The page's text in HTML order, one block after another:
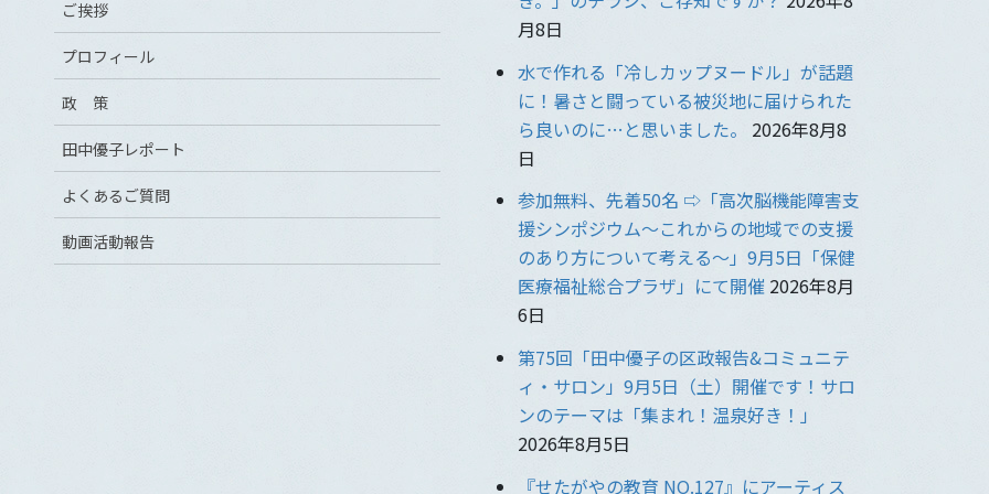
ご挨拶
プロフィール
政 策
田中優子レポート
よくあるご質問
動画活動報告
月8日
水で作れる「冷しカップヌードル」が話題
に！暑さと闘っている被災地に届けられた
ら良いのに…と思いました。
2026年8月8
日
参加無料、先着50名 ⇨「高次脳機能障害支
援シンポジウム〜これからの地域での支援
のあり方について考える〜」9月5日「保健
医療福祉総合プラザ」にて開催 2026年8月
6日
第75回「田中優子の区政報告&コミュニテ
ィ・サロン」9月5日（土）開催です！サロ
ンのテーマは「集まれ！温泉好き！」
2026年8月5日
『せたがやの教育 NO.127』にアーティス